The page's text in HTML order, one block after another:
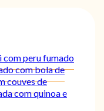
com peru fumado
com bola de
couves de
com quinoa e